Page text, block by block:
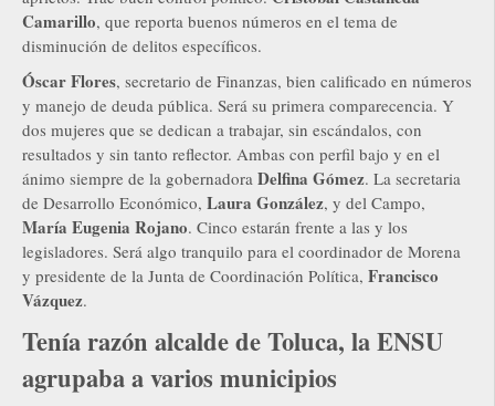
Camarillo, que reporta buenos números en el tema de
disminución de delitos específicos.
Óscar Flores, secretario de Finanzas, bien calificado en números
y manejo de deuda pública. Será su primera comparecencia. Y
dos mujeres que se dedican a trabajar, sin escándalos, con
resultados y sin tanto reflector. Ambas con perfil bajo y en el
ánimo siempre de la gobernadora Delfina Gómez. La secretaria
de Desarrollo Económico, Laura González, y del Campo,
María Eugenia Rojano. Cinco estarán frente a las y los
legisladores. Será algo tranquilo para el coordinador de Morena
y presidente de la Junta de Coordinación Política, Francisco
Vázquez.
Tenía razón alcalde de Toluca, la ENSU
agrupaba a varios municipios